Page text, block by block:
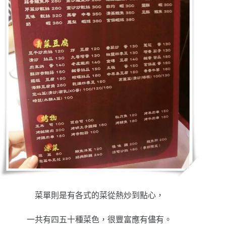
菜單則是有各式的菜從熱炒到點心，
一共有四五十種菜色，很豐富應有儘有。